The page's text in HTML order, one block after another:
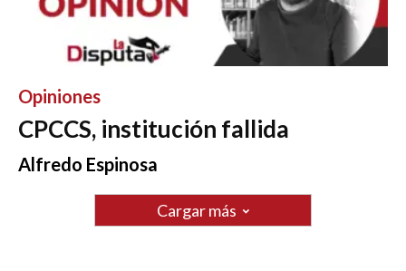
Opiniones
CPCCS, institución fallida
Alfredo Espinosa
Cargar más